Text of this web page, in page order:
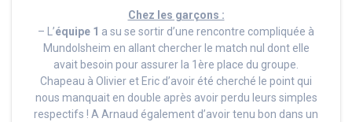
Chez les garçons :
– L’équipe 1 a su se sortir d’une rencontre compliquée à
Mundolsheim en allant chercher le match nul dont elle
avait besoin pour assurer la 1ère place du groupe.
Chapeau à Olivier et Eric d’avoir été cherché le point qui
nous manquait en double après avoir perdu leurs simples
respectifs ! A Arnaud également d’avoir tenu bon dans un